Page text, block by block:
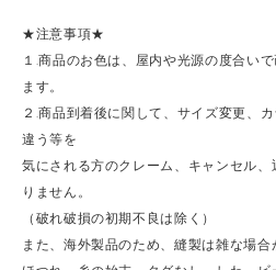
★注意事項★
１.商品のお色は、屋内や光源の度合い
ます。
２.商品到着後に関して、サイズ変更、
違う等を
気にされる方のクレーム、キャンセル
りません。
（破れ破損の初期不良は除く）
また、海外製品のため、縫製は雑な場合